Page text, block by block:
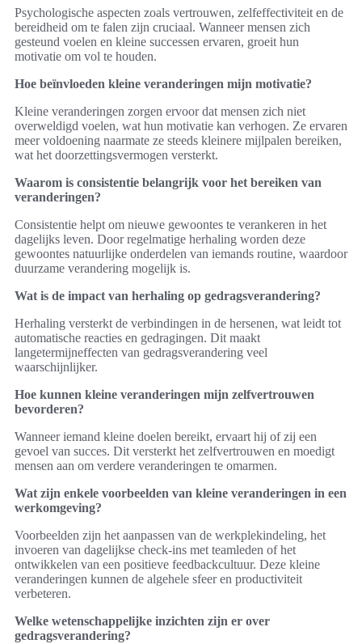
Psychologische aspecten zoals vertrouwen, zelfeffectiviteit en de
bereidheid om te falen zijn cruciaal. Wanneer mensen zich
gesteund voelen en kleine successen ervaren, groeit hun
motivatie om vol te houden.
Hoe beïnvloeden kleine veranderingen mijn motivatie?
Kleine veranderingen zorgen ervoor dat mensen zich niet
overweldigd voelen, wat hun motivatie kan verhogen. Ze ervaren
meer voldoening naarmate ze steeds kleinere mijlpalen bereiken,
wat het doorzettingsvermogen versterkt.
Waarom is consistentie belangrijk voor het bereiken van
veranderingen?
Consistentie helpt om nieuwe gewoontes te verankeren in het
dagelijks leven. Door regelmatige herhaling worden deze
gewoontes natuurlijke onderdelen van iemands routine, waardoor
duurzame verandering mogelijk is.
Wat is de impact van herhaling op gedragsverandering?
Herhaling versterkt de verbindingen in de hersenen, wat leidt tot
automatische reacties en gedragingen. Dit maakt
langetermijneffecten van gedragsverandering veel
waarschijnlijker.
Hoe kunnen kleine veranderingen mijn zelfvertrouwen
bevorderen?
Wanneer iemand kleine doelen bereikt, ervaart hij of zij een
gevoel van succes. Dit versterkt het zelfvertrouwen en moedigt
mensen aan om verdere veranderingen te omarmen.
Wat zijn enkele voorbeelden van kleine veranderingen in een
werkomgeving?
Voorbeelden zijn het aanpassen van de werkplekindeling, het
invoeren van dagelijkse check-ins met teamleden of het
ontwikkelen van een positieve feedbackcultuur. Deze kleine
veranderingen kunnen de algehele sfeer en productiviteit
verbeteren.
Welke wetenschappelijke inzichten zijn er over
gedragsverandering?